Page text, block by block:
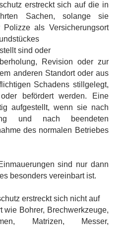
erstreckt sich auf die in
Sachen, solange sie
als Versicherungsort
sind oder
Revision oder zur
anderen Standort oder aus
Schadens stillgelegt,
befördert werden. Eine
aufgestellt, wenn sie nach
und nach beendeten
des normalen Betriebes
sind nur dann
besonders vereinbart ist.
erstreckt sich nicht auf
wie Bohrer, Brechwerkzeuge,
Matrizen, Messer,